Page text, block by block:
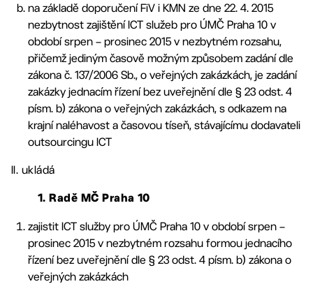
na základě doporučení FiV i KMN ze dne 22. 4. 2015
nezbytnost zajištění ICT služeb pro ÚMČ Praha 10 v
období srpen – prosinec 2015 v nezbytném rozsahu,
přičemž jediným časově možným způsobem zadání dle
zákona č. 137/2006 Sb., o veřejných zakázkách, je zadání
zakázky jednacím řízení bez uveřejnění dle § 23 odst. 4
písm. b) zákona o veřejných zakázkách, s odkazem na
krajní naléhavost a časovou tíseň, stávajícímu dodavateli
outsourcingu ICT
II. ukládá
1. Radě MČ Praha 10
zajistit ICT služby pro ÚMČ Praha 10 v období srpen –
prosinec 2015 v nezbytném rozsahu formou jednacího
řízení bez uveřejnění dle § 23 odst. 4 písm. b) zákona o
veřejných zakázkách